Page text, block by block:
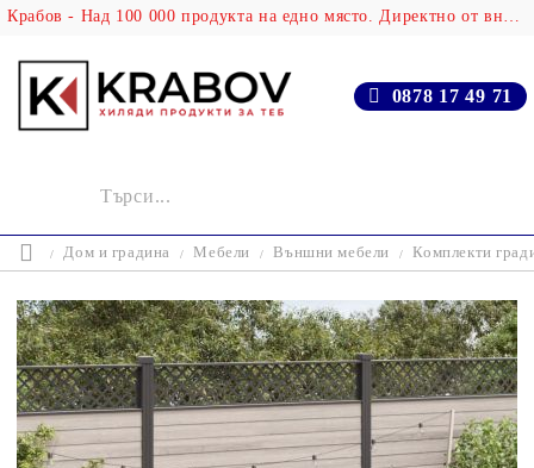
Крабов - Над 100 000 продукта на едно място. Директно от вносителя!
0878 17 49 71
Дом и градина Мебели Външни мебели Комплекти